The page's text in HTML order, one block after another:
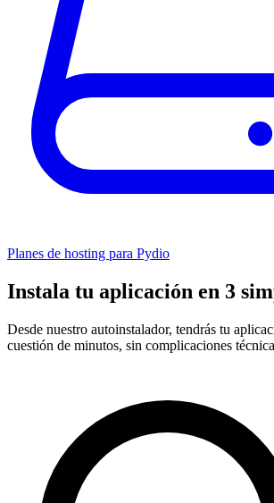
Planes de hosting para Pydio
Instala tu aplicación en 3
Desde nuestro autoinstalador, tendrás tu
cuestión de minutos, sin complicaciones